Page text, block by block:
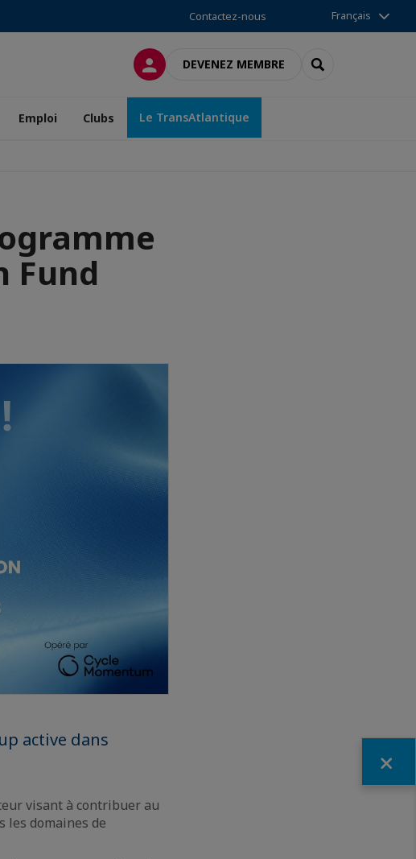
Contactez-nous Français
CONNEXIONDEVENEZ MEMBRE RECHERCHER
Emploi Clubs Le TransAtlantique
Fund
active dans
visant à contribuer au
les domaines de